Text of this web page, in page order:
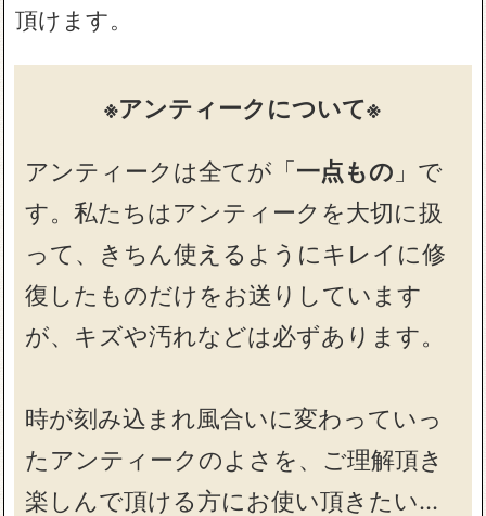
頂けます。
※アンティークについて※
アンティークは全てが「一点もの 」で
す。私たちはアンティークを大切に扱
って、きちん使えるようにキレイに修
復したものだけをお送りしています
が、キズや汚れなどは必ずあります。
時が刻み込まれ風合いに変わっていっ
たアンティークのよさを、ご理解頂き
楽しんで頂ける方にお使い頂きたい…